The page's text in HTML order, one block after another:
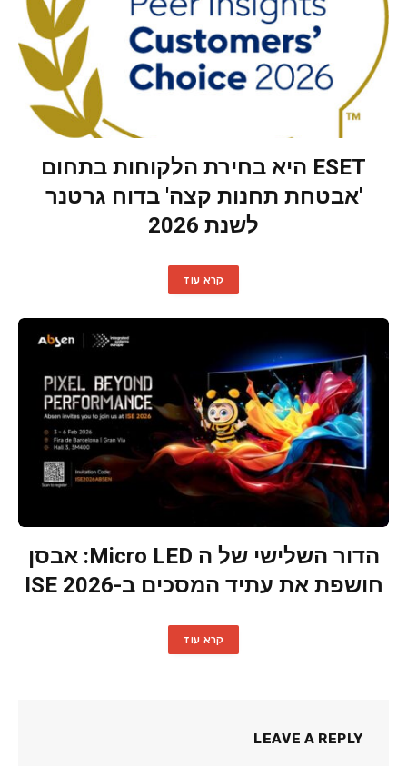
ESET היא בחירת הלקוחות בתחום
'אבטחת תחנות קצה' בדוח גרטנר
לשנת 2026
קרא עוד
הדור השלישי של ה Micro LED: אבסן
חושפת את עתיד המסכים ב-ISE 2026
קרא עוד
LEAVE A REPLY